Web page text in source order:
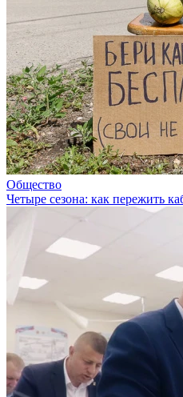
Общество
Четыре сезона: как пережить